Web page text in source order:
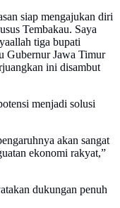
siap mengajukan diri
Tembakau. Saya
tiga bupati
Gubernur Jawa Timur
ini disambut
menjadi solusi
akan sangat
ekonomi rakyat,”
dukungan penuh